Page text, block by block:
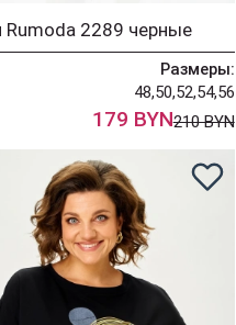
Rumoda 2289 черные
Размеры:
48,50,52,54,56
179 BYN210 BYN